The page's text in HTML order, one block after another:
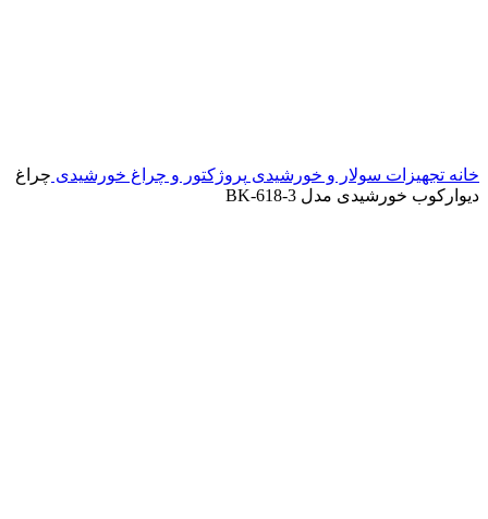
خانه تجهیزات سولار و خورشیدی پروژکتور و چراغ خورشیدی چراغ
دیوارکوب خورشیدی مدل BK-618-3